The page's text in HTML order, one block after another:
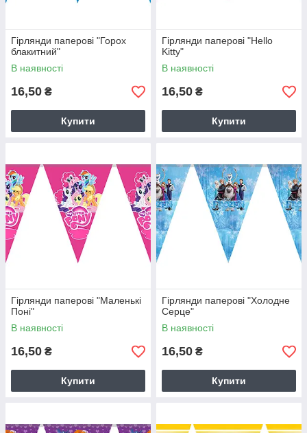
Гірлянди паперові "Горох
блакитний"
В наявності
16,50 ₴
Купити
Гірлянди паперові "Hello
Kitty"
В наявності
16,50 ₴
Купити
Гірлянди паперові "Маленькі
Поні"
В наявності
16,50 ₴
Купити
Гірлянди паперові "Холодне
Серце"
В наявності
16,50 ₴
Купити